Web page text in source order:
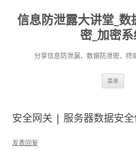
信息防泄露大讲堂_数
密_加密
分享信息防泄漏、数据防泄密、终
菜单
安全网关 | 服务器数据安全
发表回复